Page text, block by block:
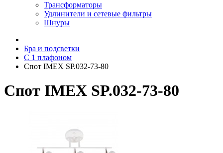
Трансформаторы
Удлинители и сетевые фильтры
Шнуры
Бра и подсветки
С 1 плафоном
Спот IMEX SP.032-73-80
Спот IMEX SP.032-73-80